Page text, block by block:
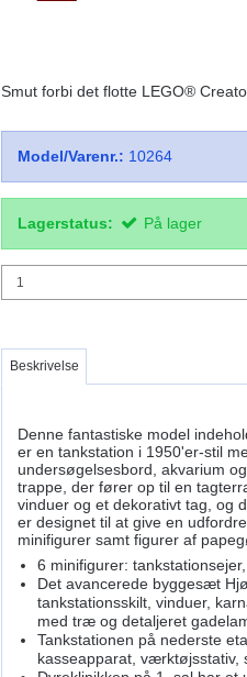
Smut forbi det flotte LEGO®
Model/Varenr.: 10264
Lagerstatus: På lager
Beskrivelse
Denne fantastiske model
er en tankstation i 1950'er-stil
undersøgelsesbord, akvarium
trappe, der fører op til en
vinduer og et dekorativt tag, og
er designet til at give en
minifigurer samt figurer af
6 minifigurer:
Det avancerede byggesæt
tankstationsskilt, vinduer,
med træ og detaljeret
Tankstationen på nederste
kasseapparat,